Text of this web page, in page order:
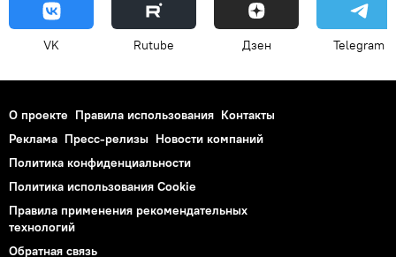
VK Rutube Дзен Telegram
О проекте Правила использования Контакты
Реклама Пресс-релизы Новости компаний
Политика конфиденциальности
Политика использования Cookie
Правила применения рекомендательных
технологий
Обратная связь